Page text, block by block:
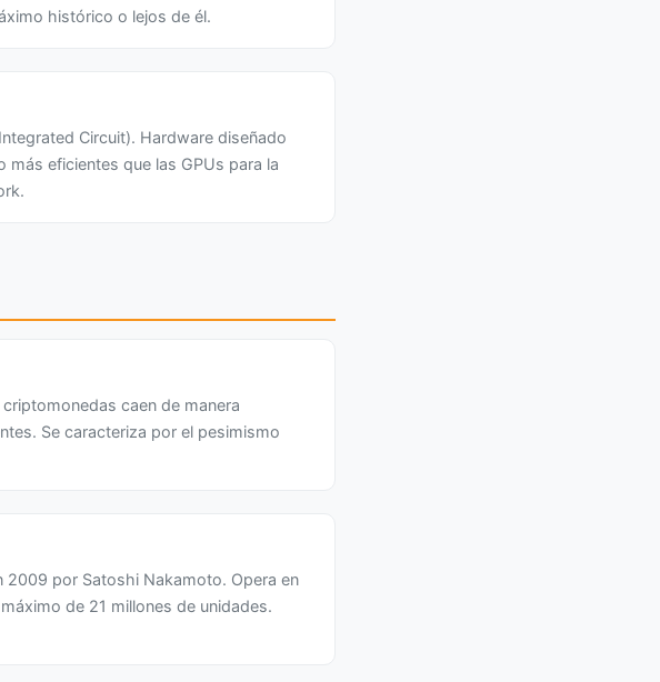
histórico o lejos de él.
Circuit). Hardware diseñado
eficientes que las GPUs para la
caen de manera
Se caracteriza por el pesimismo
2009 por Satoshi Nakamoto. Opera en
de 21 millones de unidades.